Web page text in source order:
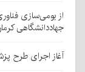
از بومی‌سازی
جهاددانشگاهی
آغاز اجرای طرح